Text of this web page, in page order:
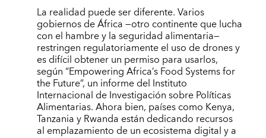
La realidad puede ser diferente. Varios
gobiernos de África —otro continente que lucha
con el hambre y la seguridad alimentaria—
restringen regulatoriamente el uso de drones y
es difícil obtener un permiso para usarlos,
según “Empowering Africa’s Food Systems for
the Future”, un informe del Instituto
Internacional de Investigación sobre Políticas
Alimentarias. Ahora bien, países como Kenya,
Tanzania y Rwanda están dedicando recursos
al emplazamiento de un ecosistema digital y a